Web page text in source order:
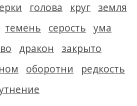
голова круг земля
темень серость ума
дракон
закрыто
оборотни
редкость